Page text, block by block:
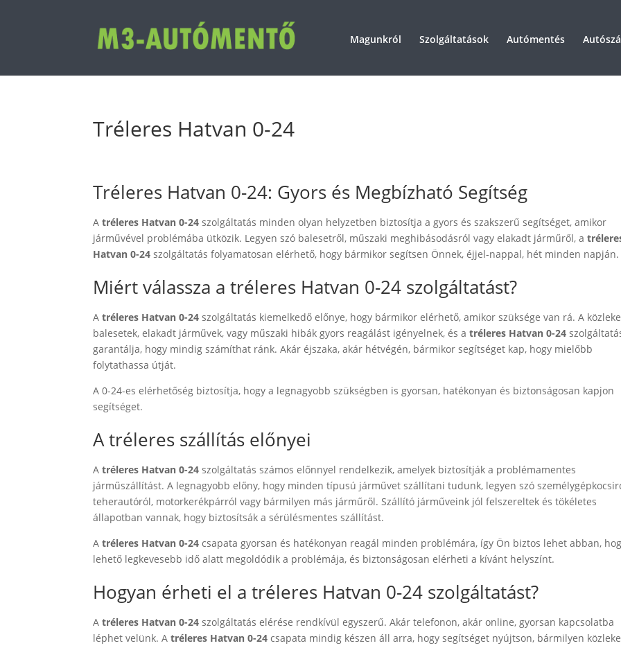
Magunkról Szolgáltatások Autómentés
Tréleres Hatvan 0-24
Tréleres Hatvan 0-24: Gyors és Megbízható Segítség
Atréleres Hatvan 0-24 szolgáltatás minden olyan helyzetben biztosítja a gyors és szakszerű segítséget, amikor
járművével problémába ütközik. Legyen szó balesetről, műszaki meghibásodásról vagy elakadt járműről, a
Hatvan 0-24 szolgáltatás folyamatosan elérhető, hogy bármikor segítsen Önnek, éjjel-nappal, hét minden napján.
Miért válassza a tréleres Hatvan 0-24 szolgáltatást?
Atréleres Hatvan 0-24 szolgáltatás kiemelkedő előnye, hogy bármikor elérhető, amikor szüksége van rá. A
balesetek, elakadt járművek, vagy műszaki hibák gyors reagálást igényelnek, és atréleres Hatvan 0-24
garantálja, hogy mindig számíthat ránk. Akár éjszaka, akár hétvégén, bármikor segítséget kap, hogy mielőbb
folytathassa útját.
A 0-24-es elérhetőség biztosítja, hogy a legnagyobb szükségben is gyorsan, hatékonyan és biztonságosan kapjon
segítséget.
A tréleres szállítás előnyei
Atréleres Hatvan 0-24 szolgáltatás számos előnnyel rendelkezik, amelyek biztosítják a problémamentes
járműszállítást. A legnagyobb előny, hogy minden típusú járművet szállítani tudunk, legyen szó
teherautóról, motorkerékpárról vagy bármilyen más járműről. Szállító járműveink jól felszereltek és tökéletes
állapotban vannak, hogy biztosítsák a sérülésmentes szállítást.
Atréleres Hatvan 0-24 csapata gyorsan és hatékonyan reagál minden problémára, így Ön biztos lehet abban,
lehető legkevesebb idő alatt megoldódik a problémája, és biztonságosan elérheti a kívánt helyszínt.
Hogyan érheti el a tréleres Hatvan 0-24 szolgáltatást?
Atréleres Hatvan 0-24 szolgáltatás elérése rendkívül egyszerű. Akár telefonon, akár online, gyorsan kapcsolatba
léphet velünk. Atréleres Hatvan 0-24 csapata mindig készen áll arra, hogy segítséget nyújtson, bármilyen